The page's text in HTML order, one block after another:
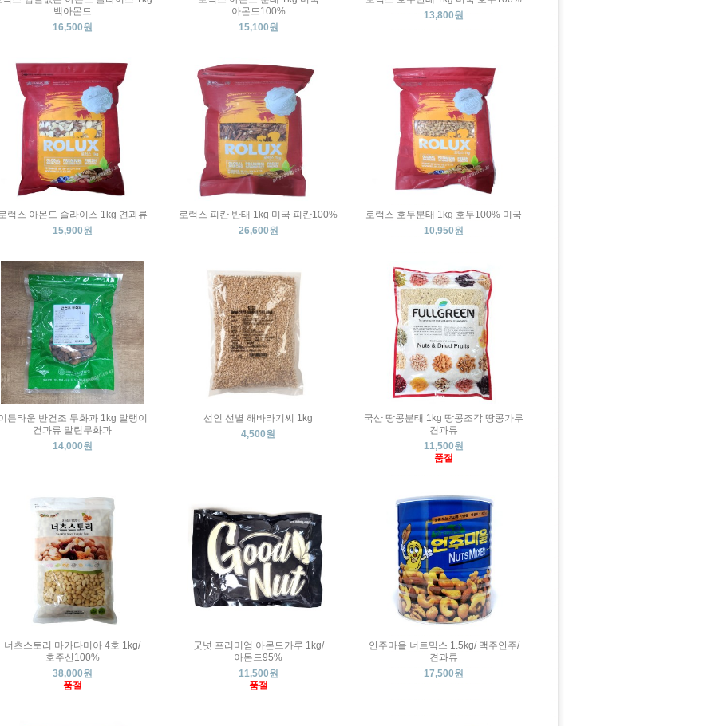
백아몬드
16,500원
아몬드100%
15,100원
13,800원
럭스 아몬드 슬라이스 1kg 견과류
15,900원
로럭스 피칸 반태 1kg 미국 피칸100%
26,600원
로럭스 호두분태 1kg 호두100% 미국
10,950원
든타운 반건조 무화과 1kg 말랭이
건과류 말린무화과
14,000원
선인 선별 해바라기씨 1kg
4,500원
국산 땅콩분태 1kg 땅콩조각 땅콩가루
견과류
11,500원
품절
너츠스토리 마카다미아 4호 1kg/
호주산100%
38,000원
품절
굿넛 프리미엄 아몬드가루 1kg/
아몬드95%
11,500원
품절
안주마을 너트믹스 1.5kg/ 맥주안주/
견과류
17,500원